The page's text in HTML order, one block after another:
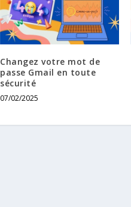
Changez votre mot de
passe Gmail en toute
sécurité
07/02/2025